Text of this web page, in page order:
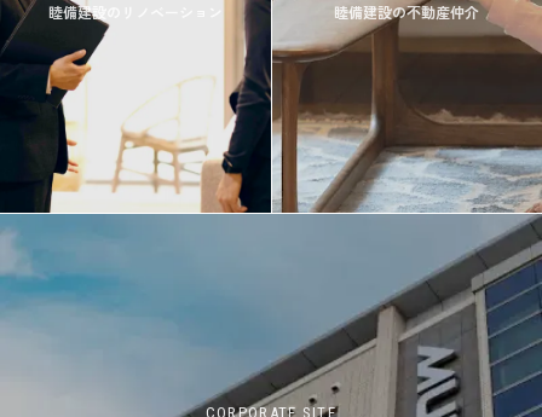
睦備建設のリノベーション 睦備建設の不動産仲介
CORPORATE SITE